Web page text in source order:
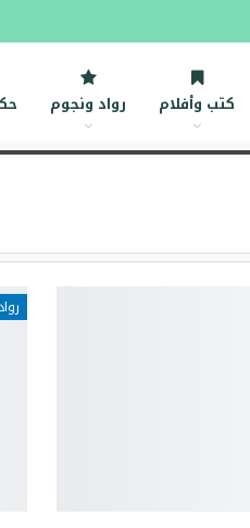
كتب وأفلام رواد ونجوم